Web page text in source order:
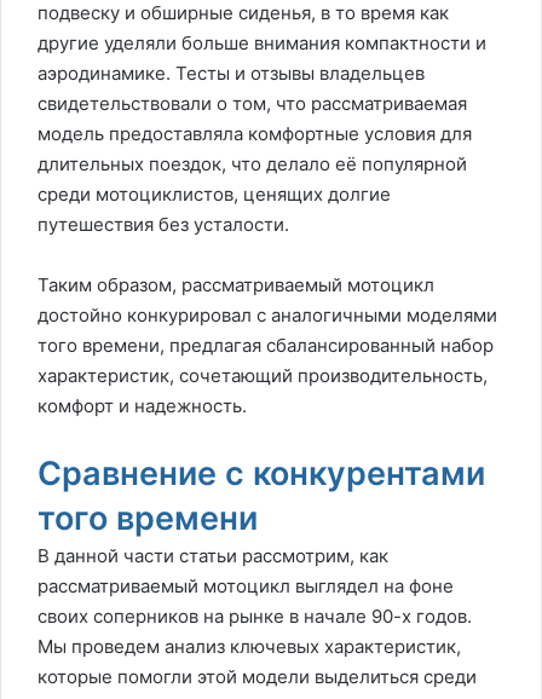
подвеску и обширные сиденья, в то время как
другие уделяли больше внимания компактности и
аэродинамике. Тесты и отзывы владельцев
свидетельствовали о том, что рассматриваемая
модель предоставляла комфортные условия для
длительных поездок, что делало её популярной
среди мотоциклистов, ценящих долгие
путешествия без усталости.
Таким образом, рассматриваемый мотоцикл
достойно конкурировал с аналогичными моделями
того времени, предлагая сбалансированный набор
характеристик, сочетающий производительность,
комфорт и надежность.
Сравнение с конкурентами
того времени
В данной части статьи рассмотрим, как
рассматриваемый мотоцикл выглядел на фоне
своих соперников на рынке в начале 90-х годов.
Мы проведем анализ ключевых характеристик,
которые помогли этой модели выделиться среди